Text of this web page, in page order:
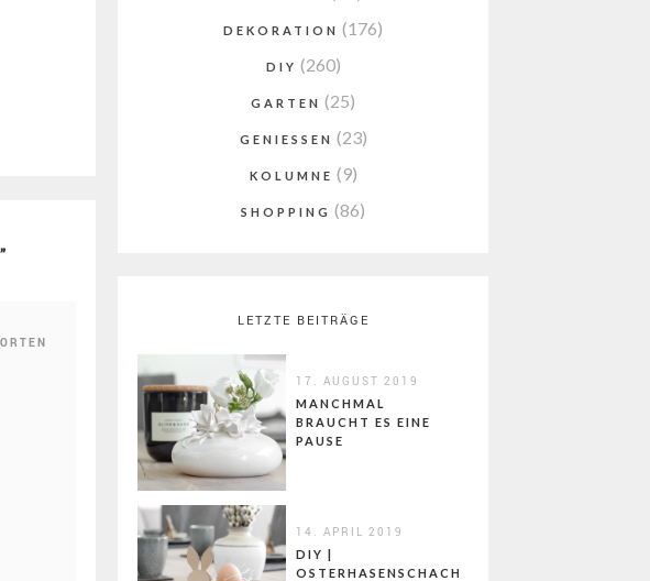
”
DEKORATION (176)
DIY (260)
GARTEN (25)
GENIESSEN (23)
KOLUMNE (9)
SHOPPING (86)
LETZTE BEITRÄGE
17. AUGUST 2019
MANCHMAL
BRAUCHT ES EINE
PAUSE
14. APRIL 2019
DIY |
OSTERHASENSCHACHTELN